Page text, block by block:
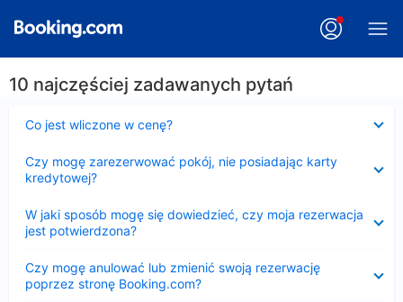
10 najczęściej zadawanych pytań
Co jest wliczone w cenę?
Czy mogę zarezerwować pokój, nie posiadając karty
kredytowej?
W jaki sposób mogę się dowiedzieć, czy moja rezerwacja
jest potwierdzona?
Czy mogę anulować lub zmienić swoją rezerwację
poprzez stronę Booking.com?